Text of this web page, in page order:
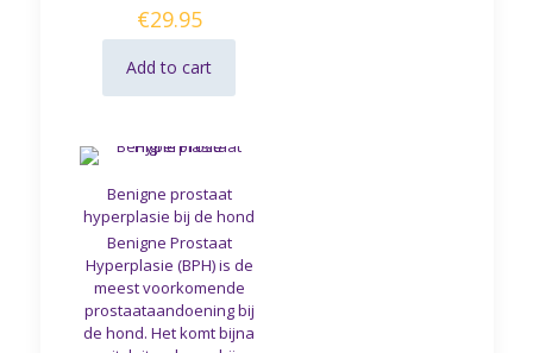
€29.95
Add to cart
Benigne prostaat
hyperplasie bij de hond
Benigne Prostaat
Hyperplasie (BPH) is de
meest voorkomende
prostaataandoening bij
de hond. Het komt bijna